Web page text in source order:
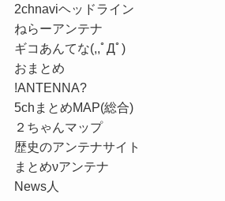
2chnaviヘッドライン
ねらーアンテナ
ギコあんてな(,,ﾟДﾟ)
おまとめ
!ANTENNA?
5chまとめMAP(総合)
２ちゃんマップ
歴史のアンテナサイト
まとめνアンテナ
News人